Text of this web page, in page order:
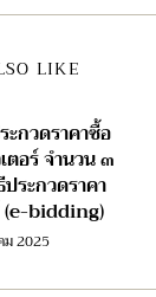
LIKE
ะกวดราคาซื้อ
อร์ จำนวน ๓
ระกวดราคา
(e-bidding)
ม 2025